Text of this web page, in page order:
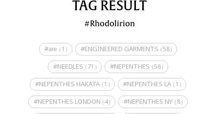
TAG RESULT
Rhodolirion
#aie（1） #ENGINEERED GARMENTS（58）
#NEEDLES（71） #NEPENTHES（56）
#NEPENTHES HAKATA（1） #NEPENTHES LA（1）
#NEPENTHES LONDON（4） #NEPENTHES NY（8）